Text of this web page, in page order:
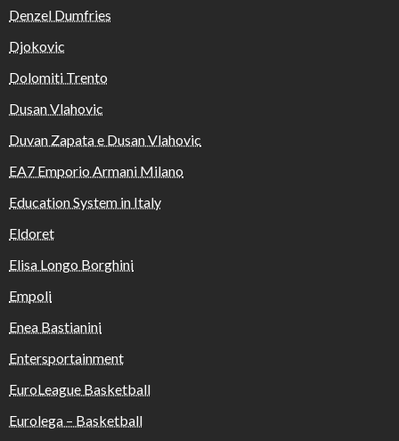
Denzel Dumfries
Djokovic
Dolomiti Trento
Dusan Vlahovic
Duvan Zapata e Dusan Vlahovic
EA7 Emporio Armani Milano
Education System in Italy
Eldoret
Elisa Longo Borghini
Empoli
Enea Bastianini
Entersportainment
EuroLeague Basketball
Eurolega – Basketball